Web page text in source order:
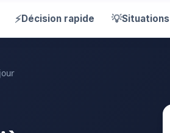
⚡Décision rapide 💡Situations